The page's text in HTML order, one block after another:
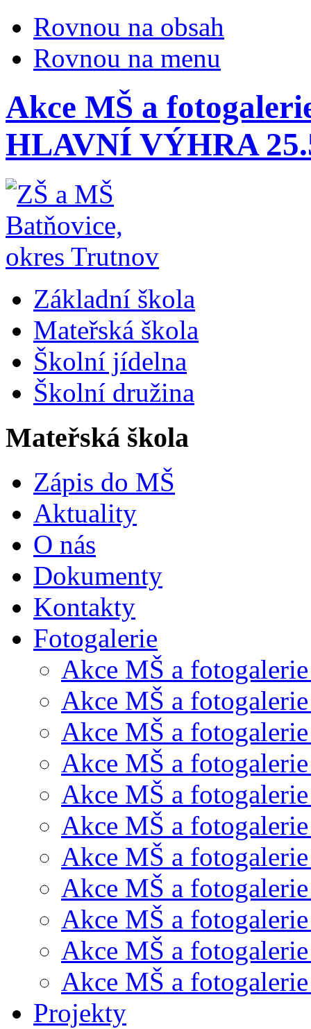
Rovnou na obsah
Rovnou na menu
Akce MŠ a
HLAVNÍ VÝHRA
Základní škola
Mateřská škola
Školní jídelna
Školní družina
Mateřská škola
Zápis do MŠ
Aktuality
O nás
Dokumenty
Kontakty
Fotogalerie
Akce MŠ a
Akce MŠ a
Akce MŠ a
Akce MŠ a
Akce MŠ a
Akce MŠ a
Akce MŠ a
Akce MŠ a
Akce MŠ a
Akce MŠ a
Akce MŠ a
Projekty